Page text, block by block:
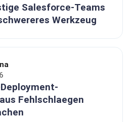
Salesforce-Teams
Werkzeug
Fehlschlaegen